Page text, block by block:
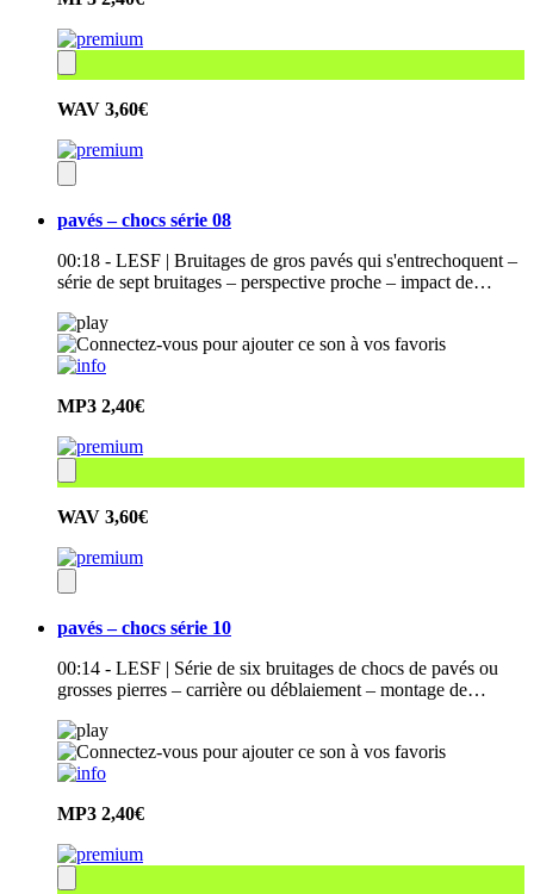
WAV 3,60€
pavés – chocs série 08
00:18 - LESF | Bruitages de gros pavés qui s'entrechoquent –
série de sept bruitages – perspective proche – impact de…
MP3 2,40€
WAV 3,60€
pavés – chocs série 10
00:14 - LESF | Série de six bruitages de chocs de pavés ou
grosses pierres – carrière ou déblaiement – montage de…
MP3 2,40€